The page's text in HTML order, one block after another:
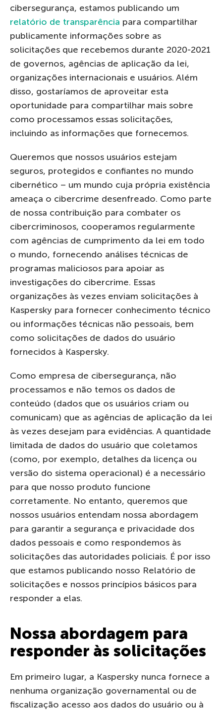
cibersegurança, estamos publicando um
relatório de transparência para compartilhar
publicamente informações sobre as
solicitações que recebemos durante 2020-2021
de governos, agências de aplicação da lei,
organizações internacionais e usuários. Além
disso, gostaríamos de aproveitar esta
oportunidade para compartilhar mais sobre
como processamos essas solicitações,
incluindo as informações que fornecemos.
Queremos que nossos usuários estejam
seguros, protegidos e confiantes no mundo
cibernético – um mundo cuja própria existência
ameaça o cibercrime desenfreado. Como parte
de nossa contribuição para combater os
cibercriminosos, cooperamos regularmente
com agências de cumprimento da lei em todo
o mundo, fornecendo análises técnicas de
programas maliciosos para apoiar as
investigações do cibercrime. Essas
organizações às vezes enviam solicitações à
Kaspersky para fornecer conhecimento técnico
ou informações técnicas não pessoais, bem
como solicitações de dados do usuário
fornecidos à Kaspersky.
Como empresa de cibersegurança, não
processamos e não temos os dados de
conteúdo (dados que os usuários criam ou
comunicam) que as agências de aplicação da lei
às vezes desejam para evidências. A quantidade
limitada de dados do usuário que coletamos
(como, por exemplo, detalhes da licença ou
versão do sistema operacional) é a necessário
para que nosso produto funcione
corretamente. No entanto, queremos que
nossos usuários entendam nossa abordagem
para garantir a segurança e privacidade dos
dados pessoais e como respondemos às
solicitações das autoridades policiais. É por isso
que estamos publicando nosso Relatório de
solicitações e nossos princípios básicos para
responder a elas.
Nossa abordagem para
responder às solicitações
Em primeiro lugar, a Kaspersky nunca fornece a
nenhuma organização governamental ou de
fiscalização acesso aos dados do usuário ou à